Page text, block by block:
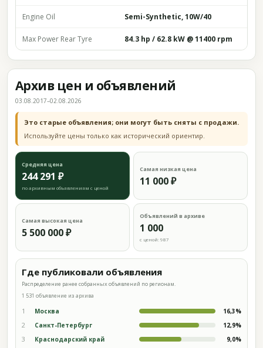
Engine Oil Semi-Synthetic, 10W/40
Max Power Rear Tyre 84.3 hp / 62.8 kW @ 11400 rpm
Архив цен и объявлений
03.08.2017–02.08.2026
Это старые объявления; они могут быть сняты с продажи.
Используйте цены только как исторический ориентир.
Средняя цена
244 291 ₽
по архивным объявлениям с ценой
Самая низкая цена
11 000 ₽
Самая высокая цена
5 500 000 ₽
Объявлений в архиве
1 000
с ценой: 987
Где публиковали объявления
Распределение ранее собранных объявлений по регионам.
1 531 объявление из архива
1 Москва 16,3%
2 Санкт-Петербург 12,9%
3 Краснодарский край 9,0%